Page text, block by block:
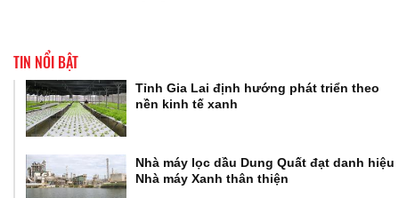
TIN NỔI BẬT
Tỉnh Gia Lai định hướng phát triển theo
nền kinh tế xanh
Nhà máy lọc dầu Dung Quất đạt danh hiệu
Nhà máy Xanh thân thiện